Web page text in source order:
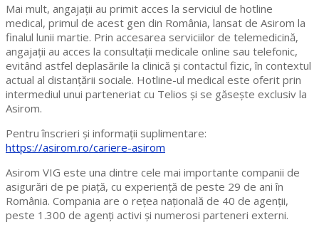
Mai mult, angajații au primit acces la serviciul de hotline
medical, primul de acest gen din România, lansat de Asirom la
finalul lunii martie. Prin accesarea serviciilor de telemedicină,
angajații au acces la consultații medicale online sau telefonic,
evitând astfel deplasările la clinică și contactul fizic, în contextul
actual al distanțării sociale. Hotline-ul medical este oferit prin
intermediul unui parteneriat cu Telios și se găsește exclusiv la
Asirom.
Pentru înscrieri și informații suplimentare:
https://asirom.ro/cariere-asirom
Asirom VIG este una dintre cele mai importante companii de
asigurări de pe piață, cu experiență de peste 29 de ani în
România. Compania are o rețea națională de 40 de agenții,
peste 1.300 de agenți activi și numerosi parteneri externi.